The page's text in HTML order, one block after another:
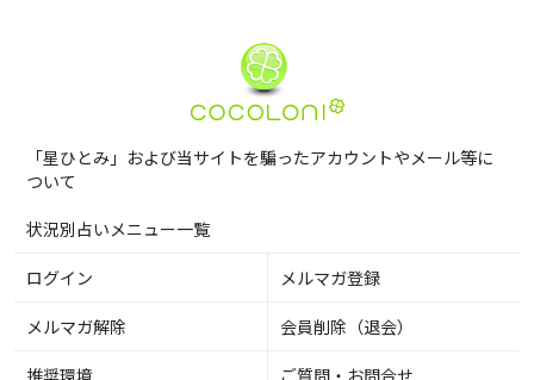
「星ひとみ」および当サイトを騙ったアカウントやメール等に
ついて
状況別占いメニュー一覧
ログイン メルマガ登録
メルマガ解除 会員削除（退会）